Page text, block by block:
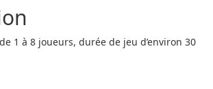
1 à 8 joueurs, durée de jeu d’environ 30